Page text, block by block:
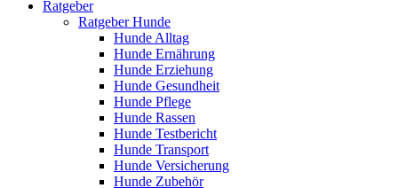
Ratgeber
Ratgeber Hunde
Hunde Alltag
Hunde Ernährung
Hunde Erziehung
Hunde Gesundheit
Hunde Pflege
Hunde Rassen
Hunde Testbericht
Hunde Transport
Hunde Versicherung
Hunde Zubehör